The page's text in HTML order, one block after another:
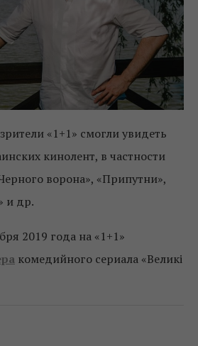
«1+1» смогли увидеть
кинолент, в частности
ворона», «Припутни»,
и др.
2019 года на «1+1»
комедийного сериала «Великі